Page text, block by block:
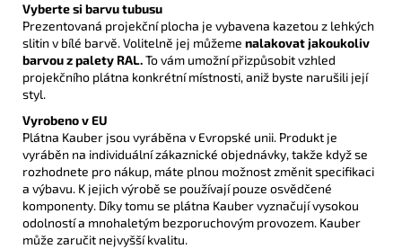
Vyberte si barvu tubusu
Prezentovaná projekční plocha je vybavena kazetou z lehkých
slitin v bílé barvě. Volitelně jej můžeme nalakovat jakoukoliv
barvou z palety RAL.To vám umožní přizpůsobit vzhled
projekčního plátna konkrétní místnosti, aniž byste narušili její
styl.
Vyrobeno v EU
Plátna Kauber jsou vyráběna v Evropské unii. Produkt je
vyráběn na individuální zákaznické objednávky, takže když se
rozhodnete pro nákup, máte plnou možnost změnit specifikaci
a výbavu. K jejich výrobě se používají pouze osvědčené
komponenty. Díky tomu se plátna Kauber vyznačují vysokou
odolností a mnohaletým bezporuchovým provozem. Kauber
může zaručit nejvyšší kvalitu.